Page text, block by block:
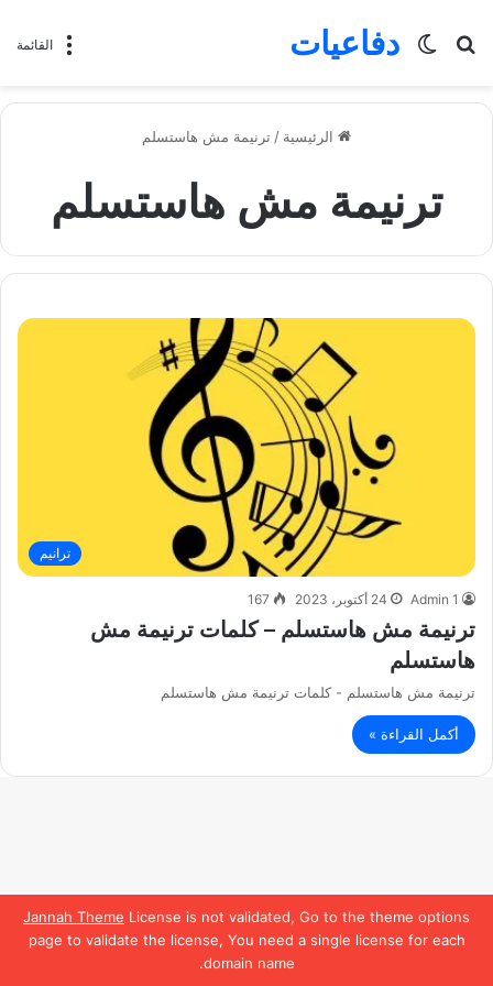
Jannah Theme License is not validated, Go to the theme options
page to validate the license, You need a single license for each
domain name.
القائمة دفاعيات
بحث
الوضع
الرئيسية / ترنيمة مش هاستسلم
ترنيمة مش هاستسلم
ترانيم
Admin 1 24 أكتوبر، 2023 167
ترنيمة مش هاستسلم – كلمات ترنيمة مش
هاستسلم
ترنيمة مش هاستسلم - كلمات ترنيمة مش هاستسلم
أكمل القراءة »